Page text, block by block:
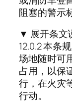
阻塞的警示
▼ 展开条文
12.0.2 本条
场地随时可
占用，以保
行，在火灾
行动。